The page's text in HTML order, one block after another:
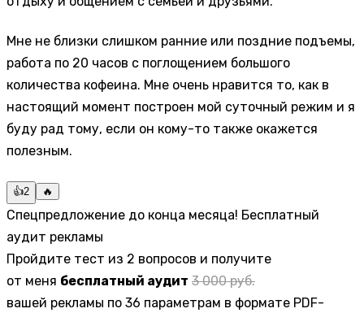
Мне не близки слишком ранние или поздние подъемы,
работа по 20 часов с поглощением большого
количества кофеина. Мне очень нравится то, как в
настоящий момент построен мой суточный режим и я
буду рад тому, если он кому-то также окажется
полезным.
👍2 🔥
Спецпредложение до конца месяца! Бесплатный
аудит рекламы
Пройдите тест из 2 вопросов и получите
от меня бесплатный аудит 3 000 руб.
вашей рекламы по 36 параметрам в формате PDF-